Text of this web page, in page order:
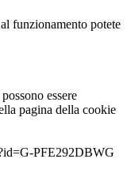
funzionamento potete
essere
pagina della cookie
PFE292DBWG